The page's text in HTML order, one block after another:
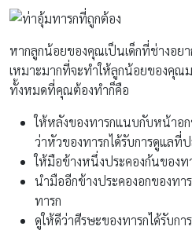
หากลูกน้อยของคุณเป็นเด็กที่ช่างอย
เหมาะมากที่จะทำให้ลูกน้อยของคุณ
ทั้งหมดที่คุณต้องทำก็คือ
ให้หลังของทารกแนบกับหน้าอ
ว่าหัวของทารกได้รับการดูแลที่
ให้มือข้างหนึ่งประคองก้นของท
นำมืออีกข้างประคองอกของท
ทารก
ดูให้ดีว่าศีรษะของทารกได้รับก